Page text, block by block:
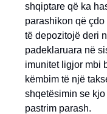
shqiptare që ka
parashikon që
të depozitojë deri
padeklaruara në
imunitet ligjor mbi
këmbim të një
shqetësimin se
pastrim parash.